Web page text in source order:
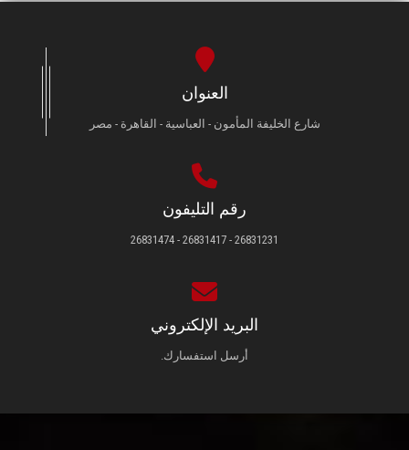
العنوان
شارع الخليفة المأمون - العباسية - القاهرة - مصر
رقم التليفون
26831231 - 26831417 - 26831474
البريد الإلكتروني
أرسل استفسارك.